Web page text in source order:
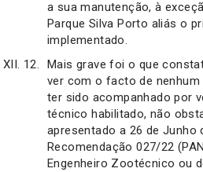
a sua manutenção, à
Parque Silva Porto aliás o
implementado.
Mais grave foi o que
ver com o facto de
ter sido acompanhado por
técnico habilitado, não
apresentado a 26 de Junho
Recomendação 027/22
Engenheiro Zootécnico ou